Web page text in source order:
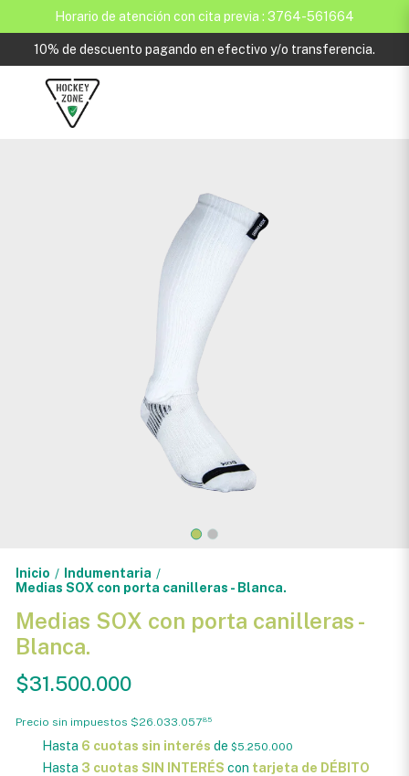
Horario de atención con cita previa : 3764-561664
10% de descuento pagando en efectivo y/o transferencia.
Inicio / Indumentaria /
Medias SOX con porta canilleras - Blanca.
Medias SOX con porta canilleras -
Blanca.
$31.500.000
Precio sin impuestos $26.033.05785
Hasta 6 cuotas sin interés de $5.250.000
Hasta 3 cuotas SIN INTERÉS con tarjeta de DÉBITO